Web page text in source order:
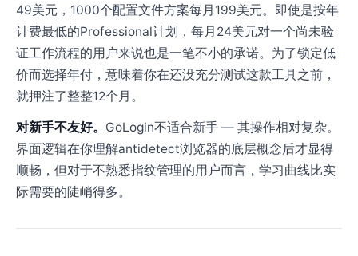
49美元，1000个配置文件方案每月199美元。即使是按年
计费最低的Professional计划，每月24美元对一个尚未验
证工作流程的用户来说也是一笔不小的承诺。为了锁定低
价而选择年付，意味着你在还没充分测试这款工具之前，
就押注了整整12个月。
对新手不友好。 GoLogin不适合新手 — 其操作相对复杂。
界面逻辑在你理解antidetect浏览器的底层概念后才显得
顺畅，但对于不熟悉指纹管理的用户而言，学习曲线比实
际需要的陡峭得多。